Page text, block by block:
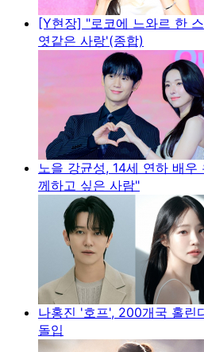
[Y현장] "로코에 느와르 한
엿같은 사랑'(종합)
노을 강균성, 14세 연하 배
께하고 싶은 사람"
나홍진 '호프', 200개국 홀린
돌입